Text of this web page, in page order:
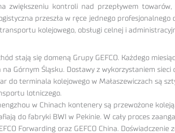
zwiększeniu kontroli nad przepływem
przeszła w ręce jednego
kolejowego, obsługi celnej i
stają się domeną Grupy GEFCO. Każdego
Górnym Śląsku. Dostawy z wykorzystaniem
do terminala kolejowego w Małaszewiczach są
lotniczego.
w Chinach kontenery są przewożone
do fabryki BWI w Pekinie. W cały proces
Forwarding oraz GEFCO China. Doświadczenie